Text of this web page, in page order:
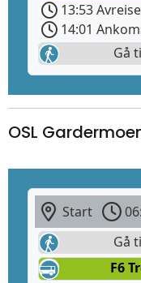
13:53
14:01
Gå
OSL
Start
Gå
F6